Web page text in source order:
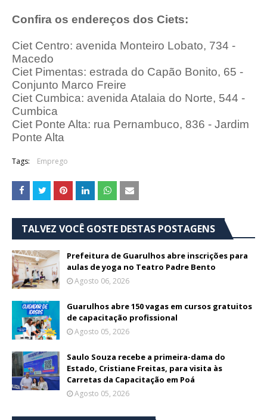
Confira os endereços dos Ciets:
Ciet Centro: avenida Monteiro Lobato, 734 -
Macedo
Ciet Pimentas: estrada do Capão Bonito, 65 -
Conjunto Marco Freire
Ciet Cumbica: avenida Atalaia do Norte, 544 -
Cumbica
Ciet Ponte Alta: rua Pernambuco, 836 - Jardim
Ponte Alta
Tags: Emprego
TALVEZ VOCÊ GOSTE DESTAS POSTAGENS
Prefeitura de Guarulhos abre inscrições para
aulas de yoga no Teatro Padre Bento
Agosto 06, 2026
Guarulhos abre 150 vagas em cursos gratuitos
de capacitação profissional
Agosto 05, 2026
Saulo Souza recebe a primeira-dama do
Estado, Cristiane Freitas, para visita às
Carretas da Capacitação em Poá
Agosto 05, 2026